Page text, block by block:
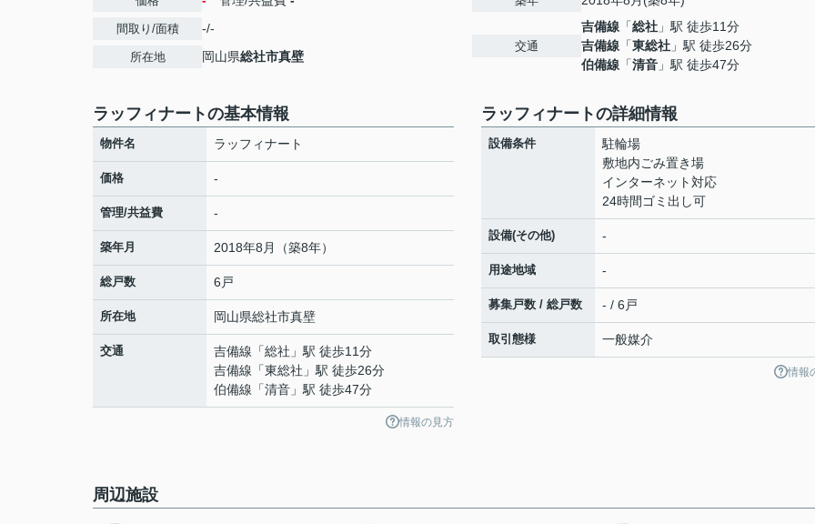
間取り/面積 -/-
所在地 岡山県総社市真壁
交通
吉備線 「総社 」駅 徒歩11分
吉備線 「東総社 」駅 徒歩26分
伯備線 「清音 」駅 徒歩47分
ラッフィナートの基本情報
物件名 ラッフィナート
価格 -
管理/共益費 -
築年月 2018年8月（築8年）
総戸数 6戸
所在地 岡山県総社市真壁
交通 吉備線 「総社 」駅 徒歩11分
吉備線 「東総社 」駅 徒歩26分
伯備線 「清音 」駅 徒歩47分
情報の見方
ラッフィナートの詳細情報
設備条件
駐輪場
敷地内ごみ置き場
インターネット対応
24時間ゴミ出し可
設備(その他) -
用途地域 -
募集戸数 / 総戸数 - / 6戸
取引態様 一般媒介
情報
周辺施設